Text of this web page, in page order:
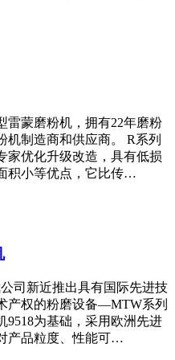
雷蒙磨粉机，拥有22年磨粉
机制造商和供应商。 R系列
家优化升级改造，具有低损
积小等优点，它比传…
司新近推出具有国际先进技
产权的粉磨设备—MTW系列
9518为基础，采用欧洲先进
产品粒度、性能可…